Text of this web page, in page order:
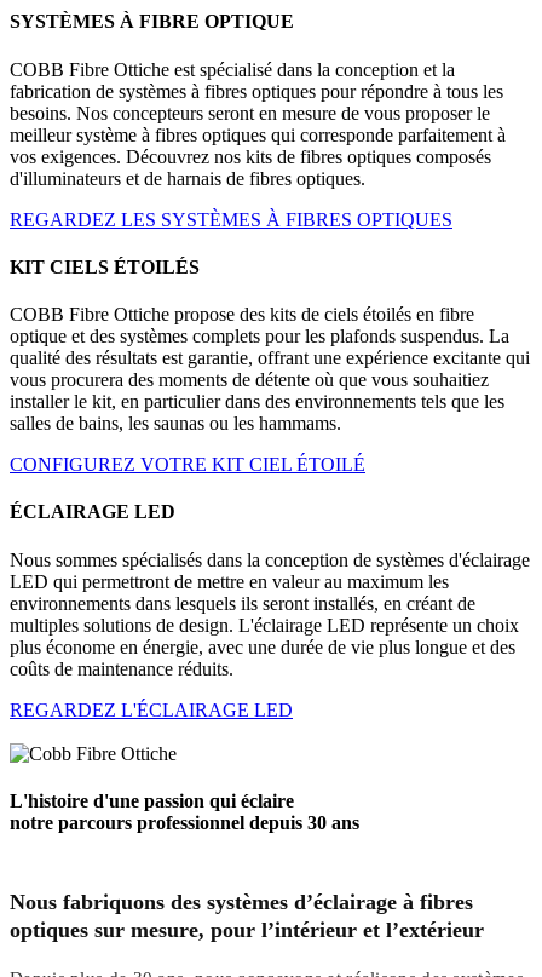
SYSTÈMES À FIBRE OPTIQUE
COBB Fibre Ottiche est spécialisé dans la conception et la
fabrication de systèmes à fibres optiques pour répondre à tous les
besoins. Nos concepteurs seront en mesure de vous proposer le
meilleur système à fibres optiques qui corresponde parfaitement à
vos exigences. Découvrez nos kits de fibres optiques composés
d'illuminateurs et de harnais de fibres optiques.
REGARDEZ LES SYSTÈMES À FIBRES OPTIQUES
KIT CIELS ÉTOILÉS
COBB Fibre Ottiche propose des kits de ciels étoilés en fibre
optique et des systèmes complets pour les plafonds suspendus. La
qualité des résultats est garantie, offrant une expérience excitante qui
vous procurera des moments de détente où que vous souhaitiez
installer le kit, en particulier dans des environnements tels que les
salles de bains, les saunas ou les hammams.
CONFIGUREZ VOTRE KIT CIEL ÉTOILÉ
ÉCLAIRAGE LED
Nous sommes spécialisés dans la conception de systèmes d'éclairage
LED qui permettront de mettre en valeur au maximum les
environnements dans lesquels ils seront installés, en créant de
multiples solutions de design. L'éclairage LED représente un choix
plus économe en énergie, avec une durée de vie plus longue et des
coûts de maintenance réduits.
REGARDEZ L'ÉCLAIRAGE LED
L'histoire d'une passion qui éclaire
notre parcours professionnel depuis 30 ans
Nous fabriquons des systèmes d’éclairage à fibres
optiques sur mesure, pour l’intérieur et l’extérieur